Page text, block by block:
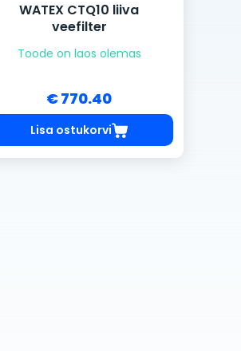
WATEX CTQ10 liiva
veefilter
Toode on laos olemas
€ 770.40
Lisa ostukorvi